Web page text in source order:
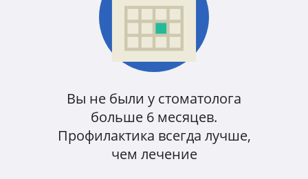
Вы не были у стоматолога
больше 6 месяцев.
Профилактика всегда лучше,
чем лечение